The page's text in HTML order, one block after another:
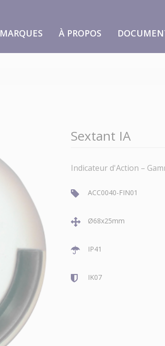
MARQUES À PROPOS
Sextant IA
Indicateur d'Action –
ACC0040-FIN01
Ø68x25mm
IP41
IK07